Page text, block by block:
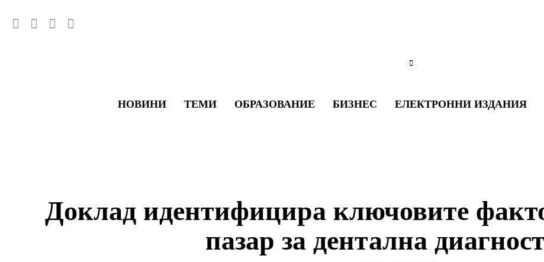
НОВИНИ ТЕМИ ОБРАЗОВАНИЕ БИЗНЕС ЕЛЕКТРОННИ ИЗДАНИЯ
Доклад идентифицира ключовите
пазар за дентална